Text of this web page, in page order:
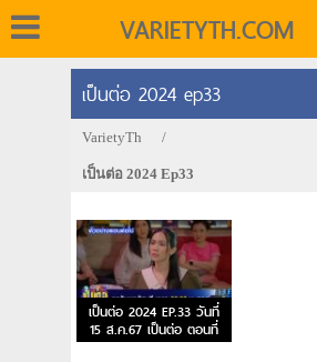
VARIETYTH.COM
เป็นต่อ 2024 ep33
VarietyTh /
เป็นต่อ 2024 Ep33
เป็นต่อ 2024 EP.33 วันที่
15 ส.ค.67 เป็นต่อ ตอนที่
33